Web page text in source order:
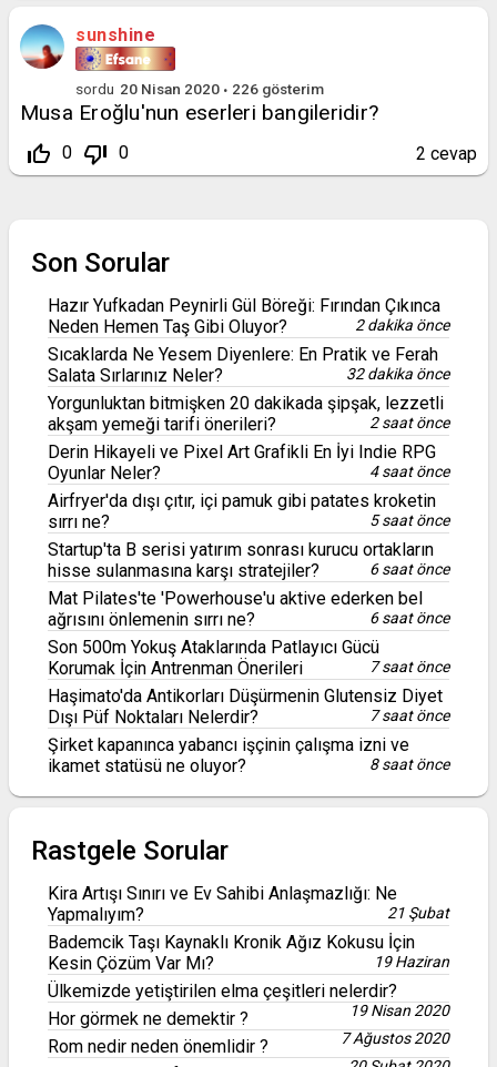
sunshine
sordu 20 Nisan 2020 226 gösterim
Musa Eroğlu'nun eserleri bangileridir?
thumb_up_off_alt 0 thumb_down_off_alt 0 2 cevap
Son Sorular
Hazır Yufkadan Peynirli Gül Böreği: Fırından Çıkınca
Neden Hemen Taş Gibi Oluyor?
2 dakika önce
Sıcaklarda Ne Yesem Diyenlere: En Pratik ve Ferah
Salata Sırlarınız Neler?
32 dakika önce
Yorgunluktan bitmişken 20 dakikada şipşak, lezzetli
akşam yemeği tarifi önerileri?
2 saat önce
Derin Hikayeli ve Pixel Art Grafikli En İyi Indie RPG
Oyunlar Neler?
4 saat önce
Airfryer'da dışı çıtır, içi pamuk gibi patates kroketin
sırrı ne?
5 saat önce
Startup'ta B serisi yatırım sonrası kurucu ortakların
hisse sulanmasına karşı stratejiler?
6 saat önce
Mat Pilates'te 'Powerhouse'u aktive ederken bel
ağrısını önlemenin sırrı ne?
6 saat önce
Son 500m Yokuş Ataklarında Patlayıcı Gücü
Korumak İçin Antrenman Önerileri
7 saat önce
Haşimato'da Antikorları Düşürmenin Glutensiz Diyet
Dışı Püf Noktaları Nelerdir?
7 saat önce
Şirket kapanınca yabancı işçinin çalışma izni ve
ikamet statüsü ne oluyor?
8 saat önce
Rastgele Sorular
Kira Artışı Sınırı ve Ev Sahibi Anlaşmazlığı: Ne
Yapmalıyım?
21 Şubat
Bademcik Taşı Kaynaklı Kronik Ağız Kokusu İçin
Kesin Çözüm Var Mı?
19 Haziran
Ülkemizde yetiştirilen elma çeşitleri nelerdir?
19 Nisan 2020
Hor görmek ne demektir ?
7 Ağustos 2020
Rom nedir neden önemlidir ?